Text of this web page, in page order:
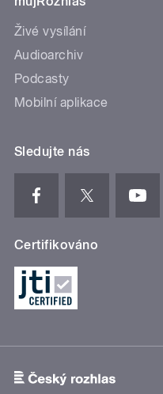
Živé vysílání
Audioarchiv
Podcasty
Mobilní aplikace
Sledujte nás
Certifikováno